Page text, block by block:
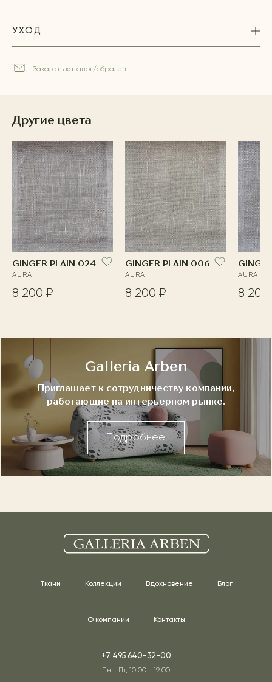
УХОД
Заказать каталог/образец
Другие цвета
GINGER PLAIN 024
AURA
8 200 ₽
GINGER PLAIN 006
AURA
8 200 ₽
AURA
8 200
Galleria Arben
Приглашает к сотрудничеству компании,
работающие на интерьерном рынке.
Подробнее
Ткани Коллекции Вдохновение Блог
О компании Контакты
+7 495 640-32-00
Пн - Пт, 10:00 - 19:00